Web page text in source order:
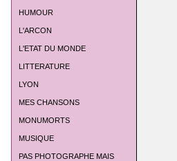
HUMOUR
L'ARCON
L'ETAT DU MONDE
LITTERATURE
LYON
MES CHANSONS
MONUMORTS
MUSIQUE
PAS PHOTOGRAPHE MAIS